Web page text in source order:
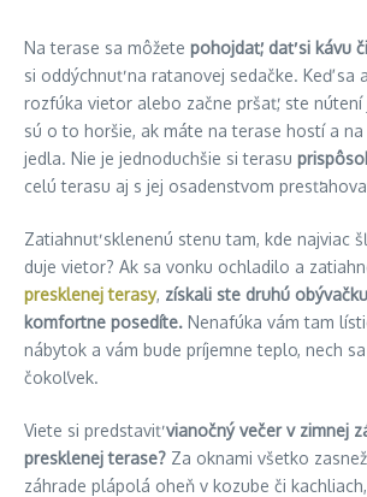
Na terase sa môžete pohojdať, dať si kávu
si oddýchnuť na ratanovej sedačke. Keď sa
rozfúka vietor alebo začne pršať, ste
sú o to horšie, ak máte na terase hostí a
jedla. Nie je jednoduchšie si terasu
celú terasu aj s jej osadenstvom
Zatiahnuť sklenenú stenu tam, kde najviac
duje vietor? Ak sa vonku ochladilo a
presklenej terasy, získali ste druhú
komfortne posedíte. Nenafúka vám tam
nábytok a vám bude príjemne teplo, nech
čokoľvek.
Viete si predstaviťvianočný večer v zimnej
presklenej terase? Za oknami všetko
záhrade plápolá oheň v kozube či